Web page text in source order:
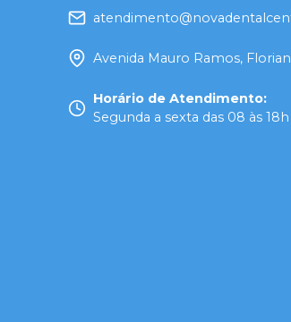
Avenida Mauro Ramos,
Horário de Atendimento:
Segunda a sexta das 08 às 18h